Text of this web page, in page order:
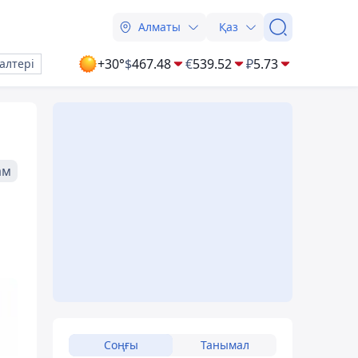
Алматы Қаз
+30°$467.48 €539.52 ₽5.73
Соңғы Танымал